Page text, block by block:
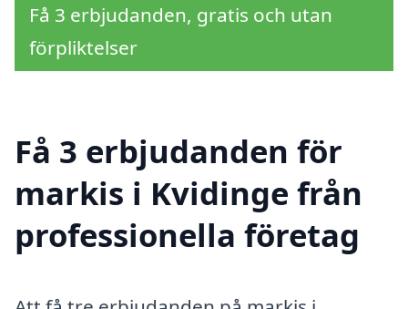
Få 3 erbjudanden, gratis och utan
förpliktelser
Få 3 erbjudanden för
markis i Kvidinge från
professionella företag